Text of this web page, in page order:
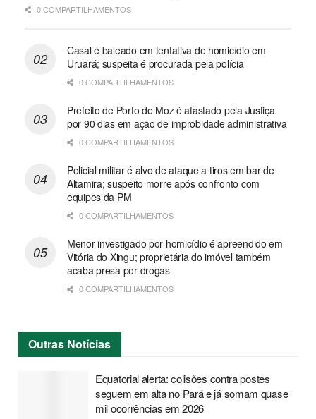
0 COMPARTILHAMENTOS
Casal é baleado em tentativa de homicídio em
Uruará; suspeita é procurada pela polícia
0 COMPARTILHAMENTOS
Prefeito de Porto de Moz é afastado pela Justiça
por 90 dias em ação de improbidade administrativa
0 COMPARTILHAMENTOS
Policial militar é alvo de ataque a tiros em bar de
Altamira; suspeito morre após confronto com
equipes da PM
0 COMPARTILHAMENTOS
Menor investigado por homicídio é apreendido em
Vitória do Xingu; proprietária do imóvel também
acaba presa por drogas
0 COMPARTILHAMENTOS
Outras Notícias
Equatorial alerta: colisões contra postes
seguem em alta no Pará e já somam quase
mil ocorrências em 2026